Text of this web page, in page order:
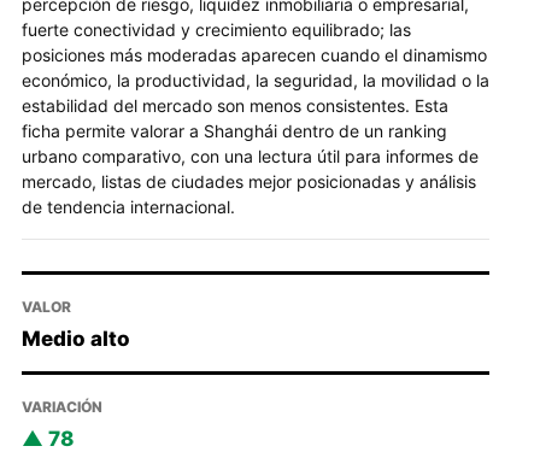
fuerte conectividad y crecimiento equilibrado; las
posiciones más moderadas aparecen cuando el dinamismo
económico, la productividad, la seguridad, la movilidad o la
estabilidad del mercado son menos consistentes. Esta
ficha permite valorar a Shanghái dentro de un ranking
urbano comparativo, con una lectura útil para informes de
mercado, listas de ciudades mejor posicionadas y análisis
de tendencia internacional.
VALOR
Medio alto
VARIACIÓN
78